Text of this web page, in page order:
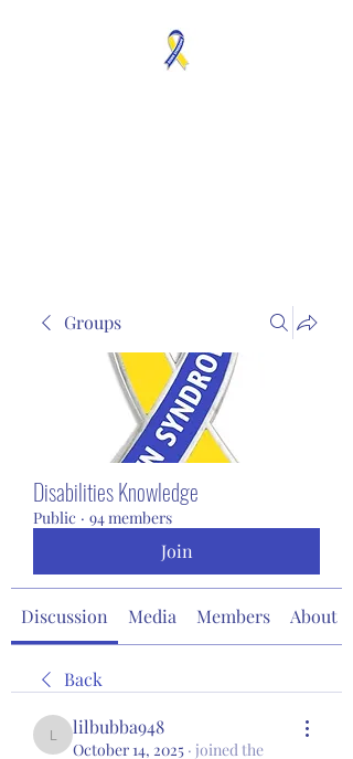
Groups
Disabilities Knowledge
Public · 94 members
Join
Discussion Media Members About
Back
lilbubba948
lilbubba948
October 14, 2025 · joined the